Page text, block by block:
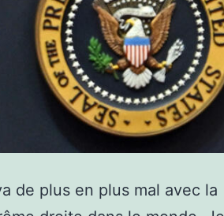
de plus en plus mal avec la